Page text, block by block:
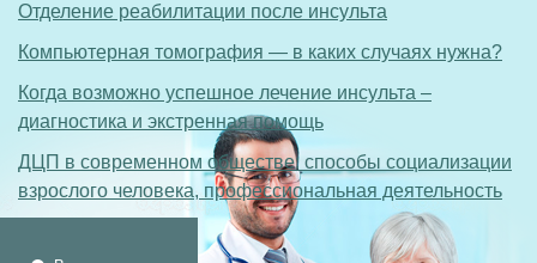
Отделение реабилитации после инсульта
Компьютерная томография — в каких случаях нужна?
Когда возможно успешное лечение инсульта –
диагностика и экстренная помощь
ДЦП в современном обществе: способы социализации
взрослого человека, профессиональная деятельность